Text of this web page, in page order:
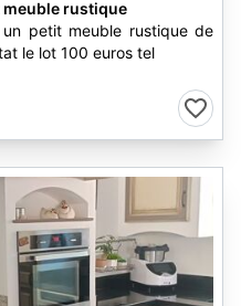
meuble rustique
petit meuble rustique de
le lot 100 euros tel